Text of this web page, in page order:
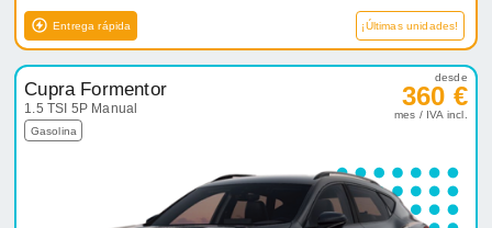
Entrega rápida ¡Últimas unidades!
Cupra Formentor
1.5 TSI 5P Manual
Gasolina
desde
360 €
mes / IVA incl.